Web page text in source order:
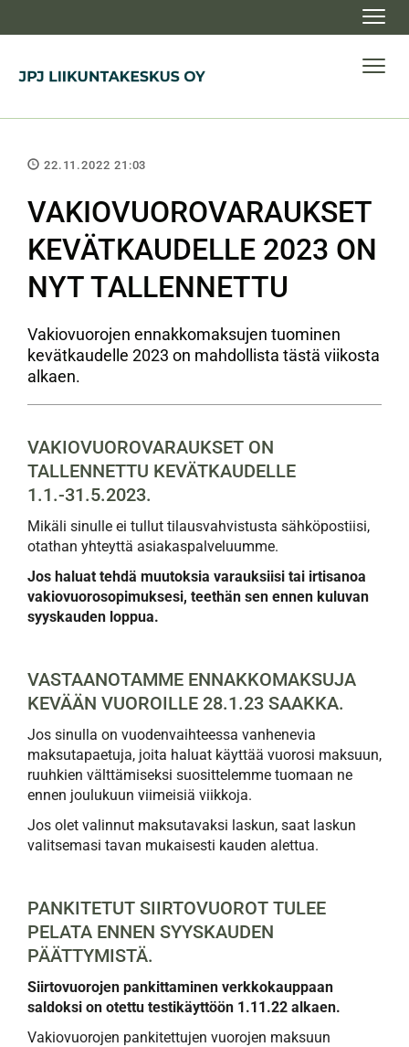
22.11.2022 21:03
VAKIOVUOROVARAUKSET
KEVÄTKAUDELLE 2023 ON
NYT TALLENNETTU
Vakiovuorojen ennakkomaksujen tuominen
kevätkaudelle 2023 on mahdollista tästä viikosta
alkaen.
VAKIOVUOROVARAUKSET ON
TALLENNETTU KEVÄTKAUDELLE
1.1.-31.5.2023.
Mikäli sinulle ei tullut tilausvahvistusta sähköpostiisi,
otathan yhteyttä asiakaspalveluumme.
Jos haluat tehdä muutoksia varauksiisi tai irtisanoa
vakiovuorosopimuksesi, teethän sen ennen kuluvan
syyskauden loppua.
VASTAANOTAMME ENNAKKOMAKSUJA
KEVÄÄN VUOROILLE 28.1.23 SAAKKA.
Jos sinulla on vuodenvaihteessa vanhenevia
maksutapaetuja, joita haluat käyttää vuorosi maksuun,
ruuhkien välttämiseksi suosittelemme tuomaan ne
ennen joulukuun viimeisiä viikkoja.
Jos olet valinnut maksutavaksi laskun, saat laskun
valitsemasi tavan mukaisesti kauden alettua.
PANKITETUT SIIRTOVUOROT TULEE
PELATA ENNEN SYYSKAUDEN
PÄÄTTYMISTÄ.
Siirtovuorojen pankittaminen verkkokauppaan
saldoksi on otettu testikäyttöön 1.11.22 alkaen.
Vakiovuorojen pankitettujen vuorojen maksuun